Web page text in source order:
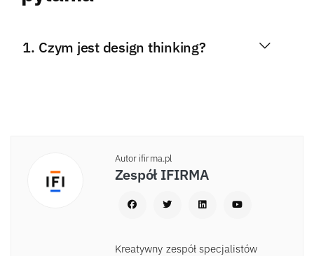
Czym jest design thinking?
Autor ifirma.pl
Zespół IFIRMA
Kreatywny zespół specjalistów